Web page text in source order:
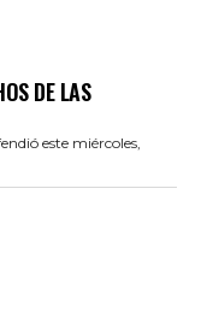
DE LAS
este miércoles,